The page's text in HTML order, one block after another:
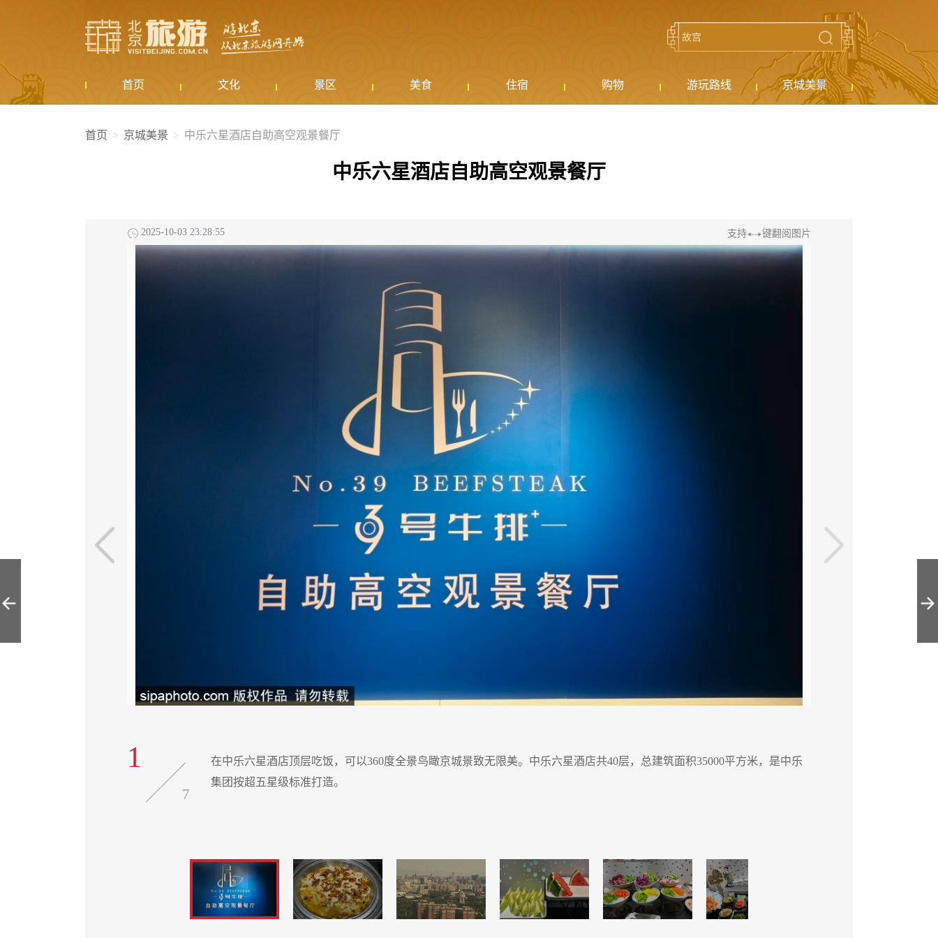
首页 文化 景区 美食 住宿 购物 游玩路线 京城美景
首页 京城美景 中乐六星酒店自助高空观景餐厅
中乐六星酒店自助高空观景餐厅
2025-10-03 23:28:55 支持 键翻阅图片
1
7
在中乐六星酒店顶层吃饭，可以360度全景鸟瞰京城景致无限美。中乐六星酒店共40层，总建筑面积35000平方米，是中乐
集团按超五星级标准打造。